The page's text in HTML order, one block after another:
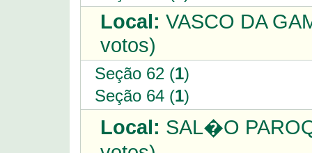
Local: VASCO DA
votos)
Seção 62 (1)
Seção 64 (1)
Local: SAL�O